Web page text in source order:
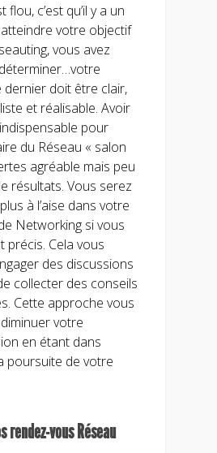
flou, c’est qu’il y a un
votre objectif
vous avez
dernier doit être clair,
et réalisable. Avoir
pour
du Réseau « salon
agréable mais peu
résultats. Vous serez
à l’aise dans votre
Networking si vous
précis. Cela vous
des discussions
collecter des conseils
Cette approche vous
votre
en étant dans
poursuite de votre
rendez-vous Réseau